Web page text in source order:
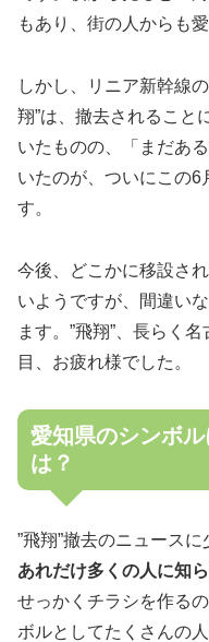
もあり、街の人からも
しかし、リニア新幹線
翔”は、撤去されること
いたものの、「まだあ
いたのが、ついにこの
す。
今後、どこかに移設さ
いようですが、間違いな
ます。”飛翔”、長らく
目、お疲れ様でした。
愛知県のシンボ
は？
”飛翔”撤去のニュース
あれだけ多くの人に知
せっかくチラシを作る
ボルとしてたくさんの